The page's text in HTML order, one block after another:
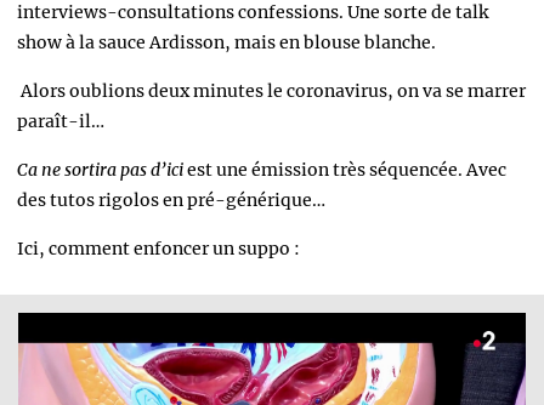
interviews-consultations confessions. Une sorte de talk
show à la sauce Ardisson, mais en blouse blanche.
Alors oublions deux minutes le coronavirus, on va se marrer
paraît-il…
Ca ne sortira pas d’iciest une émission très séquencée. Avec
des tutos rigolos en pré-générique…
Ici, comment enfoncer un suppo :